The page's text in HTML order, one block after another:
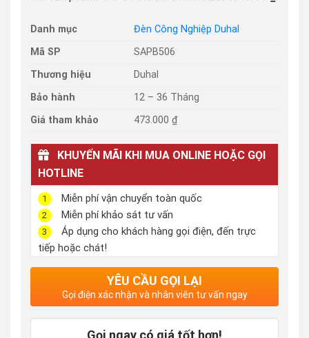
Danh mục
Đèn Công Nghiệp Duhal
Mã SP
SAPB506
Thương hiệu
Duhal
Bảo hành
12 – 36 Tháng
Giá tham khảo
473.000 ₫
KHUYẾN MÃI KHI MUA ONLINE HOẶC GỌI
HOTLINE
1 Miễn phí vận chuyển toàn quốc
2 Miễn phí khảo sát tư vấn
3
Áp dụng cho khách hàng gọi điện, đến trực
tiếp hoặc chát!
YÊU CẦU GỌI LẠI
Gọi điện xác nhận và nhân viên tư vấn ngay